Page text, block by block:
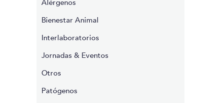
Alérgenos
Bienestar Animal
Interlaboratorios
Jornadas & Eventos
Otros
Patógenos